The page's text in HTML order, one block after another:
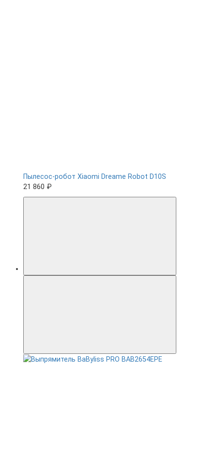
Пылесос-робот Xiaomi Dreame Robot D10S
21 860 ₽